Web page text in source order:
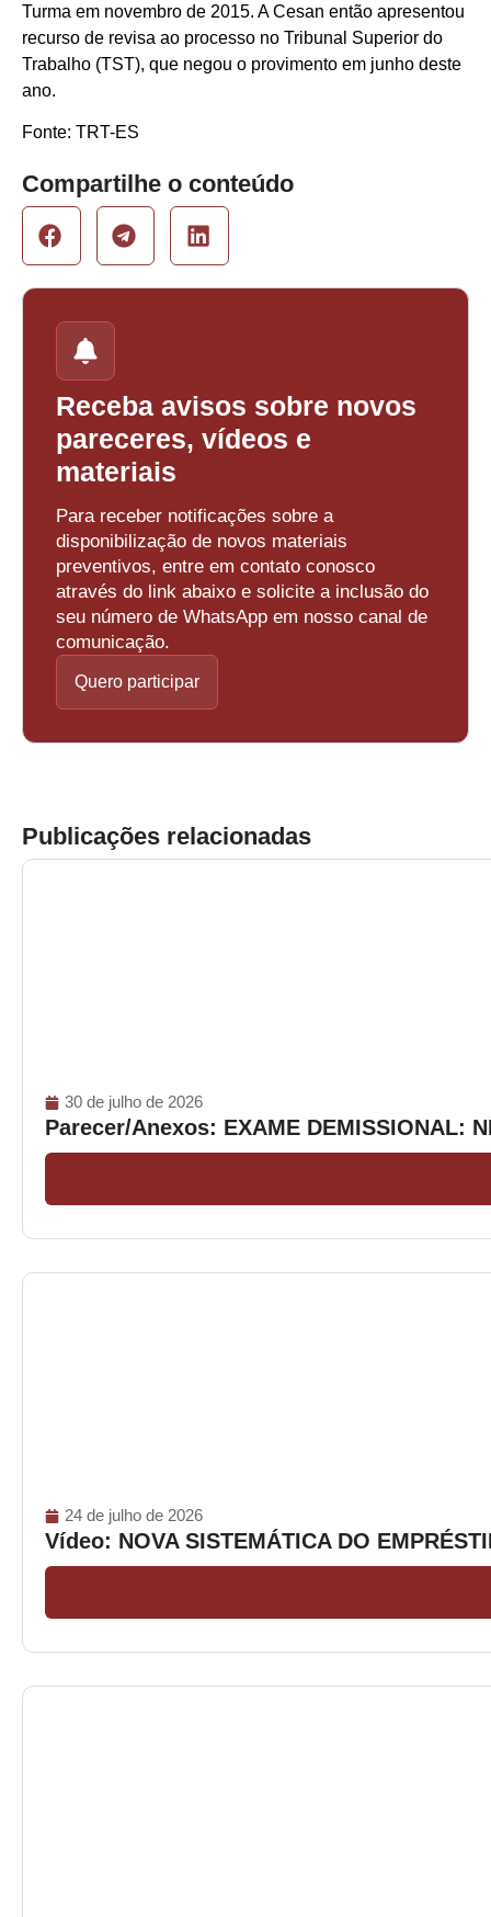
Turma em novembro de 2015. A Cesan então apresentou
recurso de revisa ao processo no Tribunal Superior do
Trabalho (TST), que negou o provimento em junho deste
ano.
Fonte: TRT-ES
Compartilhe o conteúdo
Receba avisos sobre novos
pareceres, vídeos e
materiais
Para receber notificações sobre a
disponibilização de novos materiais
preventivos, entre em contato conosco
através do link abaixo e solicite a inclusão do
seu número de WhatsApp em nosso canal de
comunicação.
Quero participar
Publicações relacionadas
30 de julho de 2026
Parecer/Anexos: EXAME DEMISSIONAL:
24 de julho de 2026
Vídeo: NOVA SISTEMÁTICA DO